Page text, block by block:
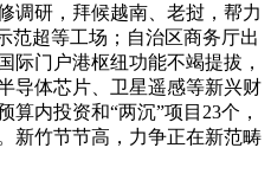
研，拜候越南、老挝，帮力
范超等工场；自治区商务厅出
际门户港枢纽功能不竭提拔，
导体芯片、卫星遥感等新兴财
内投资和“两沉”项目23个，
新竹节节高，力争正在新范畴